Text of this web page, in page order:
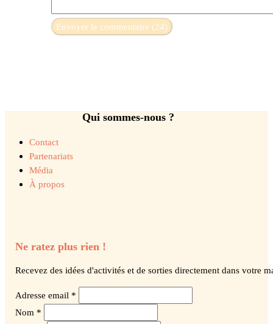
Qui sommes-nous ?
Contact
Partenariats
Média
À propos
Ne ratez plus rien !
Recevez des idées d'activités et de sorties directement dans votre
Adresse email *
Nom *